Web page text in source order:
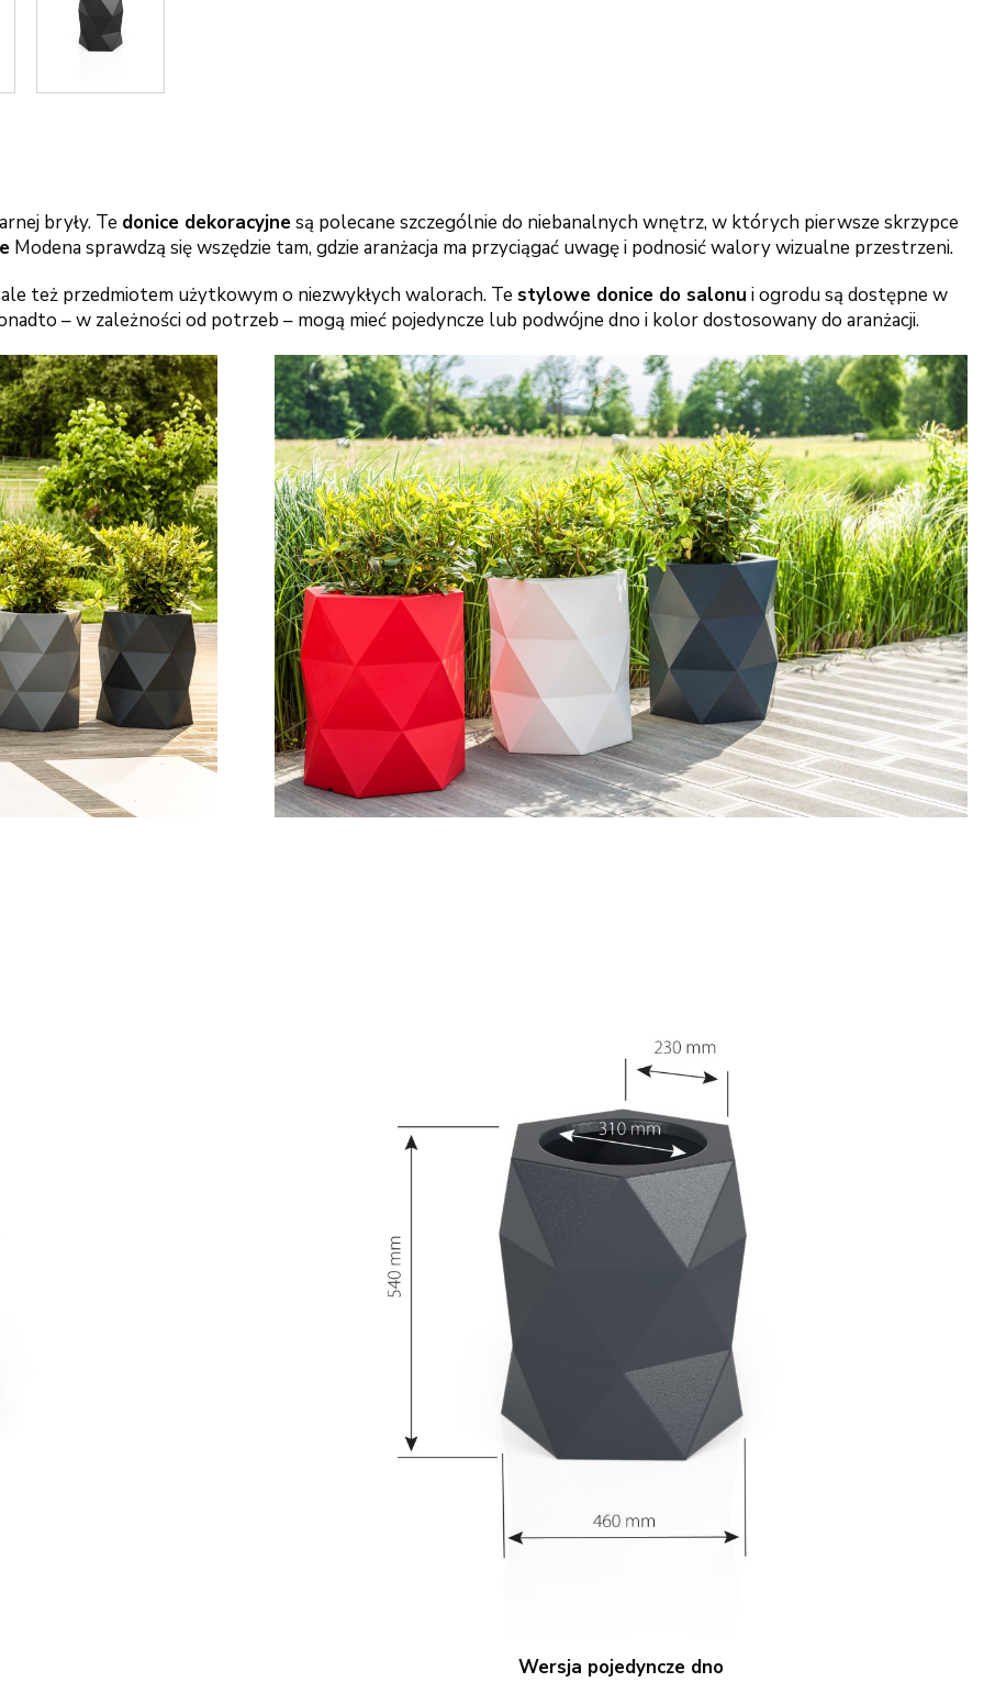
bryły. Te donice dekoracyjnesą polecane szczególnie do niebanalnych wnętrz, w których pierwsze skrzypce
Modena sprawdzą się wszędzie tam, gdzie aranżacja ma przyciągać uwagę i podnosić walory wizualne przestrzeni.
też przedmiotem użytkowym o niezwykłych walorach. Te stylowe donice do salonu i ogrodu są dostępne w
– w zależności od potrzeb – mogą mieć pojedyncze lub podwójne dno i kolor dostosowany do aranżacji.
Wersja pojedyncze dno